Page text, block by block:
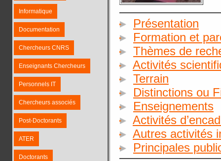
Informatique
Documentation
Chercheurs CNRS
Enseignants Chercheurs
Personnels IT
Chercheurs associés
Post-Doctorants
ATER
Doctorants
Présentation
Formation et
Thèmes de
Activités
Terrain
Distinctions ou
Enseignements
Activités
Autres activités
Principales